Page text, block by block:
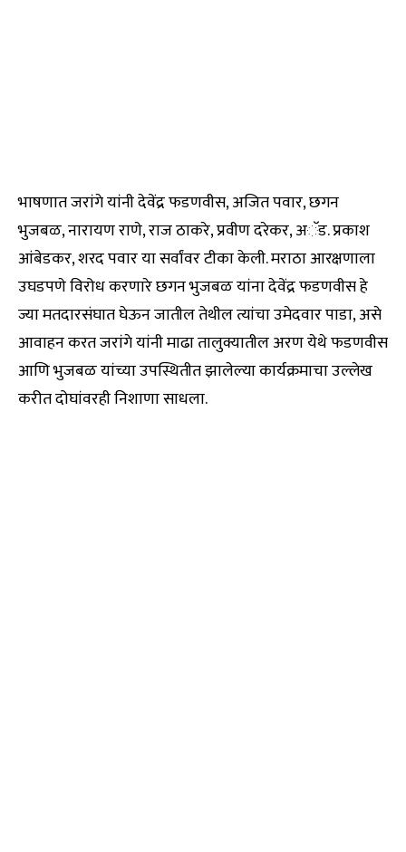
भाषणात जरांगे यांनी देवेंद्र फडणवीस, अजित पवार, छगन
भुजबळ, नारायण राणे, राज ठाकरे, प्रवीण दरेकर, अॅड. प्रकाश
आंबेडकर, शरद पवार या सर्वांवर टीका केली. मराठा आरक्षणाला
उघडपणे विरोध करणारे छगन भुजबळ यांना देवेंद्र फडणवीस हे
ज्या मतदारसंघात घेऊन जातील तेथील त्यांचा उमेदवार पाडा, असे
आवाहन करत जरांगे यांनी माढा तालुक्यातील अरण येथे फडणवीस
आणि भुजबळ यांच्या उपस्थितीत झालेल्या कार्यक्रमाचा उल्लेख
करीत दोघांवरही निशाणा साधला.